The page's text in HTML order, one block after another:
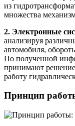
из
множества
2. Электронные
анализируя
автомобиля,
По полученной
принимают решение
работу
Принцип